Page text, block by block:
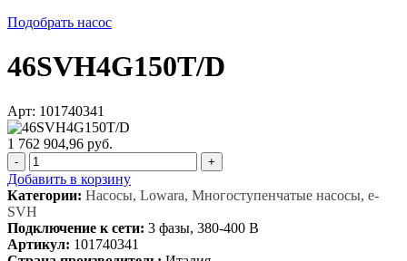
Подобрать насос
46SVH4G150T/D
Арт: 101740341
1 762 904,96 руб.
- +
Добавить в корзину
Категории: Насосы, Lowara, Многоступенчатые насосы, e-
SVH
Подключение к сети: 3 фазы, 380-400 В
Артикул: 101740341